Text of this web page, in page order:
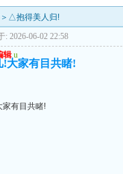
△抱得美人归!
: 2026-06-02 22:58
辑 u
!大家有目共睹!
家有目共睹!